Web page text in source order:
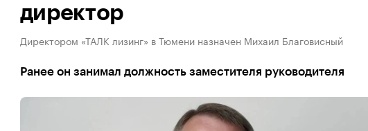
директор
Директором «ТАЛК лизинг» в Тюмени назначен Михаил Благовисный
Ранее он занимал должность заместителя руководителя